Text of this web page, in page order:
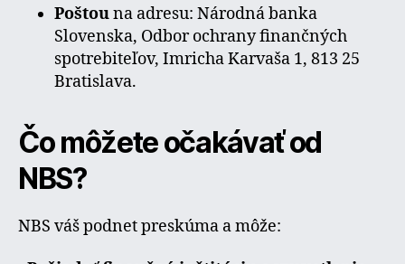
Poštouna adresu: Národná banka
Slovenska, Odbor ochrany finančných
spotrebiteľov, Imricha Karvaša 1, 813 25
Bratislava.
Čo môžete očakávať od
NBS?
NBS váš podnet preskúma a môže: